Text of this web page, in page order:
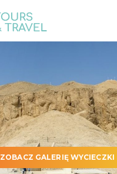
ZOBACZ GALERIĘ WYCIECZKI